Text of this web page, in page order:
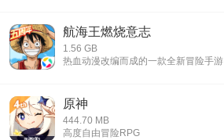
航海王燃烧意志
1.56 GB
热血动漫改编而成的一款全新冒险手游
原神
444.70 MB
高度自由冒险RPG